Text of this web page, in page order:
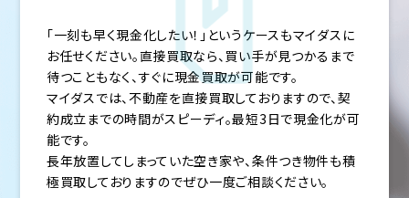
「一刻も早く現金化したい！」というケースもマイダスに
お任せください。直接買取なら、買い手が見つかるまで
待つこともなく、すぐに現金買取が可能です。
マイダスでは、不動産を直接買取しておりますので、契
約成立までの時間がスピーディ。最短3日で現金化が可
能です。
長年放置してしまっていた空き家や、条件つき物件も積
極買取しておりますのでぜひ一度ご相談ください。